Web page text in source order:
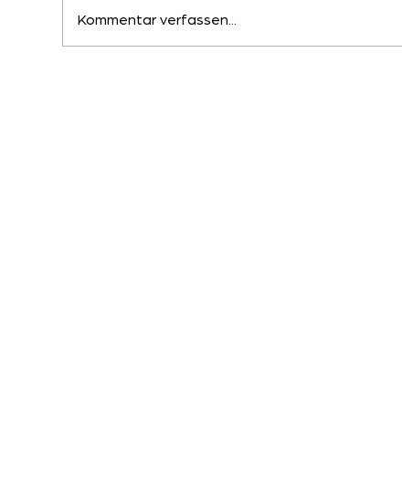
Gifferstee – Güferschtee
Kommentar verfassen...